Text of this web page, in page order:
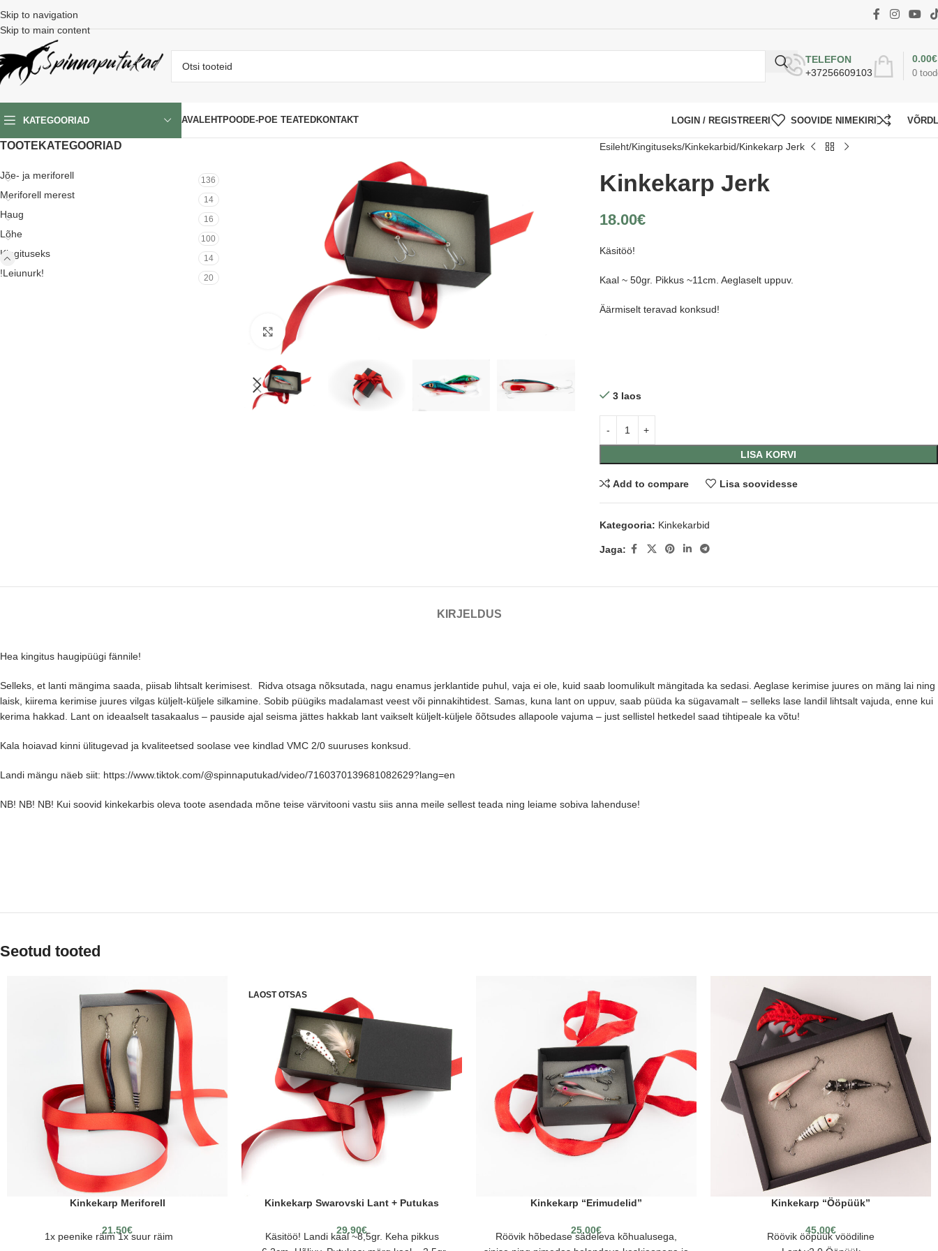
Skip to navigation
Skip to main content
TELEFON
+37256609103
0
0.00€
KATEGOORIAD AVALEHTPOODE-POE TEATEDKONTAKT LOGIN / REGISTREERI SOOVIDE NIMEKIRI
TOOTEKATEGOORIAD
Jõe- ja meriforell 136
Meriforell merest 14
Haug 16
Lõhe 100
Kingituseks 14
!Leiunurk! 20
Suurenda
Esileht Kingituseks Kinkekarbid Kinkekarp Jerk
Kinkekarp Jerk
18.00€
Käsitöö!
Kaal ~ 50gr. Pikkus ~11cm. Aeglaselt uppuv.
Äärmiselt teravad konksud!
3 laos
LISA KORVI
Add to compare Lisa soovidesse
Kategooria: Kinkekarbid
Jaga:
KIRJELDUS
Hea kingitus haugipüügi fännile!
Selleks, et lanti mängima saada, piisab lihtsalt kerimisest. Ridva otsaga nõksutada, nagu enamus jerklantide puhul, vaja ei ole, kuid saab loomulikult mängitada ka sedasi. Aeglase kerimise juures on mäng lai ning
laisk, kiirema kerimise juures vilgas küljelt-küljele silkamine. Sobib püügiks madalamast veest või pinnakihtidest. Samas, kuna lant on uppuv, saab püüda ka sügavamalt – selleks lase landil lihtsalt vajuda, enne kui
kerima hakkad. Lant on ideaalselt tasakaalus – pauside ajal seisma jättes hakkab lant vaikselt küljelt-küljele õõtsudes allapoole vajuma – just sellistel hetkedel saad tihtipeale ka võtu!
Kala hoiavad kinni ülitugevad ja kvaliteetsed soolase vee kindlad VMC 2/0 suuruses konksud.
Landi mängu näeb siit: https://www.tiktok.com/@spinnaputukad/video/7160370139681082629?lang=en
NB! NB! NB! Kui soovid kinkekarbis oleva toote asendada mõne teise värvitooni vastu siis anna meile sellest teada ning leiame sobiva lahenduse!
Seotud tooted
Kinkekarp Meriforell
21.50€
1x peenike räim 1x suur räim
LAOST OTSAS
Kinkekarp Swarovski Lant + Putukas
29.90€
Käsitöö! Landi kaal ~8,5gr. Keha pikkus
Kinkekarp “Erimudelid”
25.00€
Röövik hõbedase sädeleva kõhualusega,
Kinkekarp “Ööpüük”
45.00€
Röövik ööpüük vöödiline